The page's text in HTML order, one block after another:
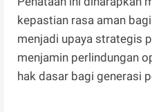
kepastian rasa aman
menjadi upaya strategis
menjamin perlindungan
hak dasar bagi generasi